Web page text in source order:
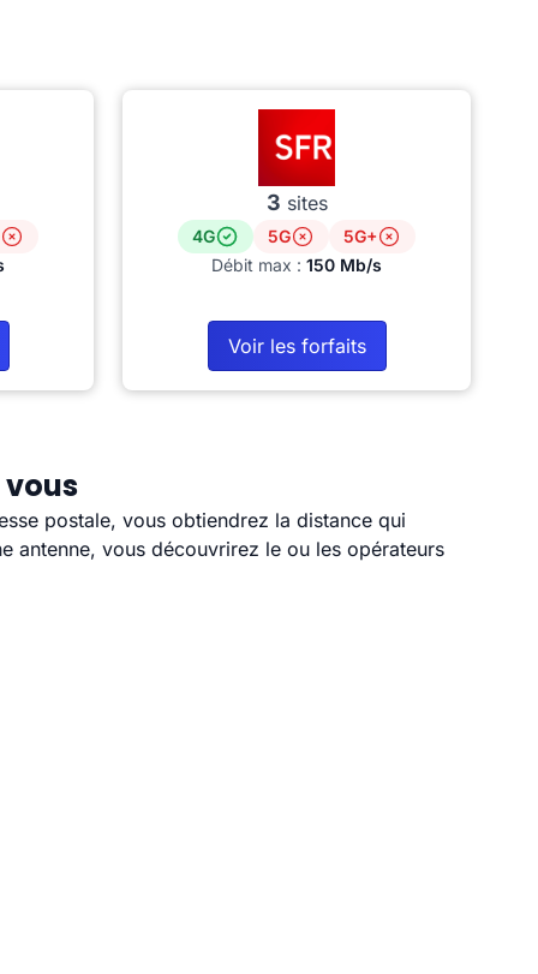
3 sites
4G 5G
5G+
Débit max : 150 Mb/s
Voir les forfaits
postale, vous obtiendrez la distance qui
antenne, vous découvrirez le ou les opérateurs